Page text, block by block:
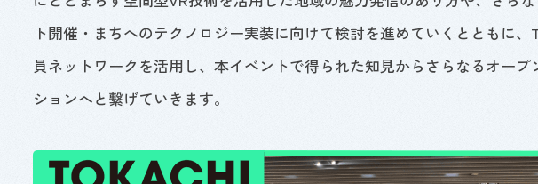
ト開催・まちへのテクノロジー実装に向けて検討を進めていくとともに、
員ネットワークを活用し、本イベントで得られた知見からさらなるオープ
ションへと繋げていきます。